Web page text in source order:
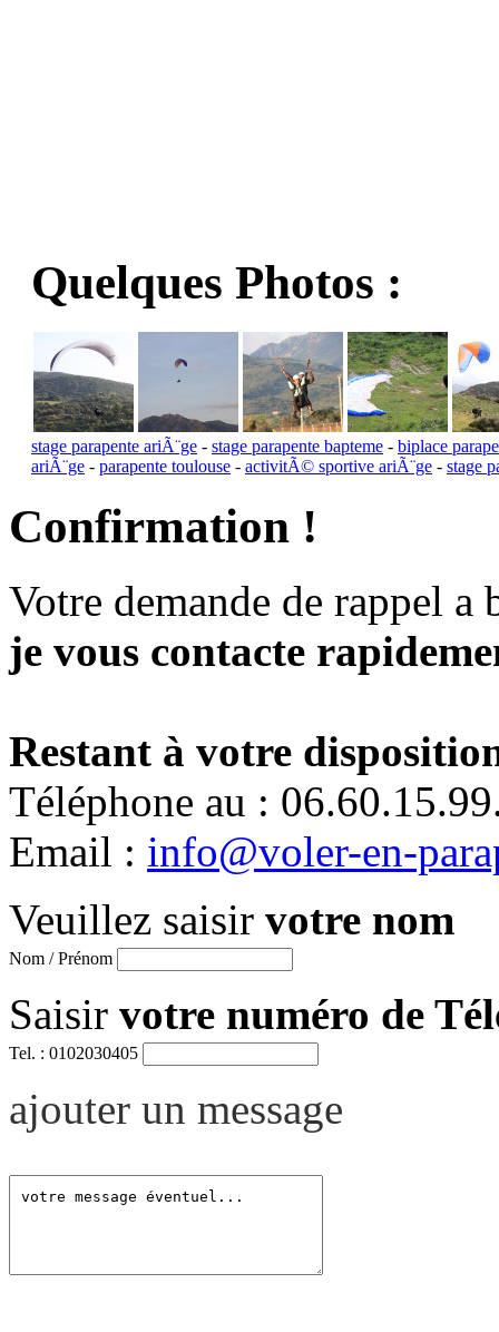
Quelques Photos :
stage parapente ariÃ¨ge - stage parapente bapteme - biplace
ariÃ¨ge - parapente toulouse - activitÃ© sportive ariÃ¨ge - stage
Confirmation !
Votre demande de rappel a
je vous contacte
Restant à votre
Téléphone au :
Email : info@voler-en-
Veuillez saisir votre nom
Nom / Prénom
Saisir votre numéro de
Tel. : 0102030405
ajouter un message